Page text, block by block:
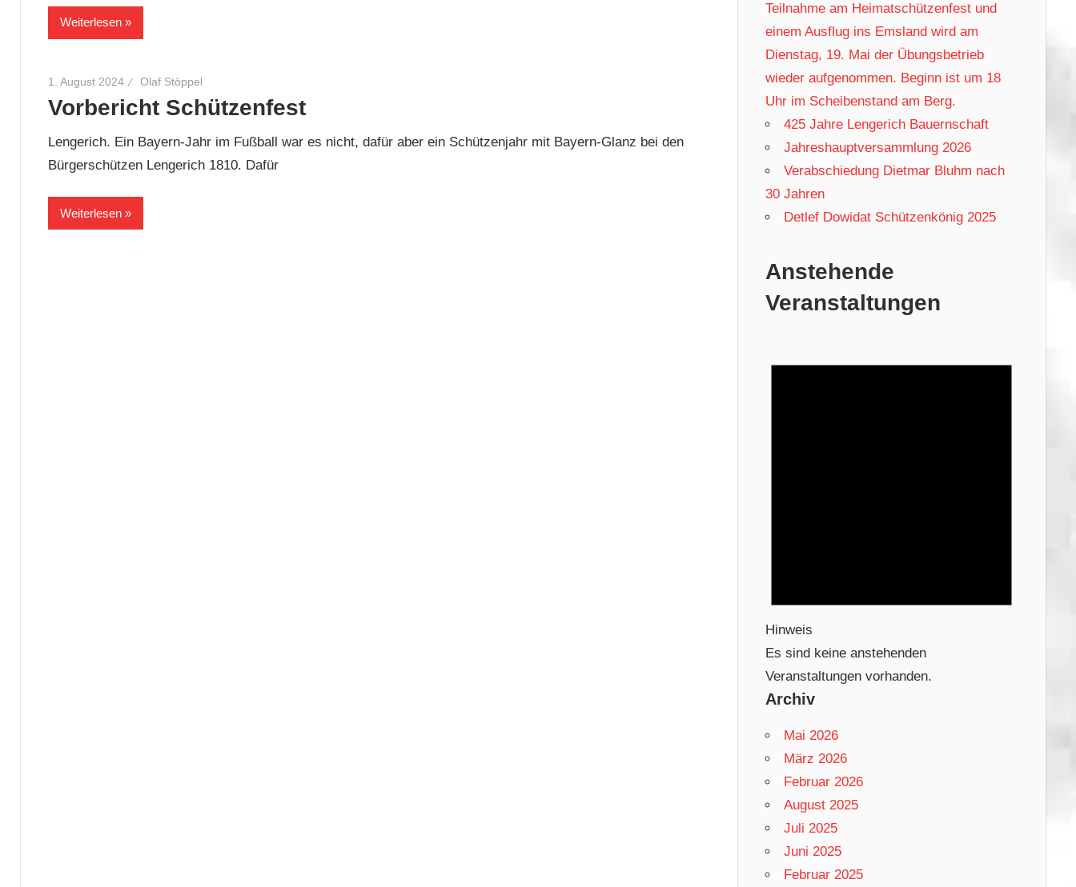
Weiterlesen
1. August 2024 Olaf Stöppel
Vorbericht Schützenfest
Lengerich. Ein Bayern-Jahr im Fußball war es nicht, dafür aber ein Schützenjahr mit Bayern-Glanz bei den
Bürgerschützen Lengerich 1810. Dafür
Weiterlesen
Teilnahme am Heimatschützenfest und
einem Ausflug ins Emsland wird am
Dienstag, 19. Mai der Übungsbetrieb
wieder aufgenommen. Beginn ist um 18
Uhr im Scheibenstand am Berg.
425 Jahre Lengerich Bauernschaft
Jahreshauptversammlung 2026
Verabschiedung Dietmar Bluhm nach
30 Jahren
Detlef Dowidat Schützenkönig 2025
Anstehende
Veranstaltungen
Hinweis
Es sind keine anstehenden
Veranstaltungen vorhanden.
Archiv
Mai 2026
März 2026
Februar 2026
August 2025
Juli 2025
Juni 2025
Februar 2025